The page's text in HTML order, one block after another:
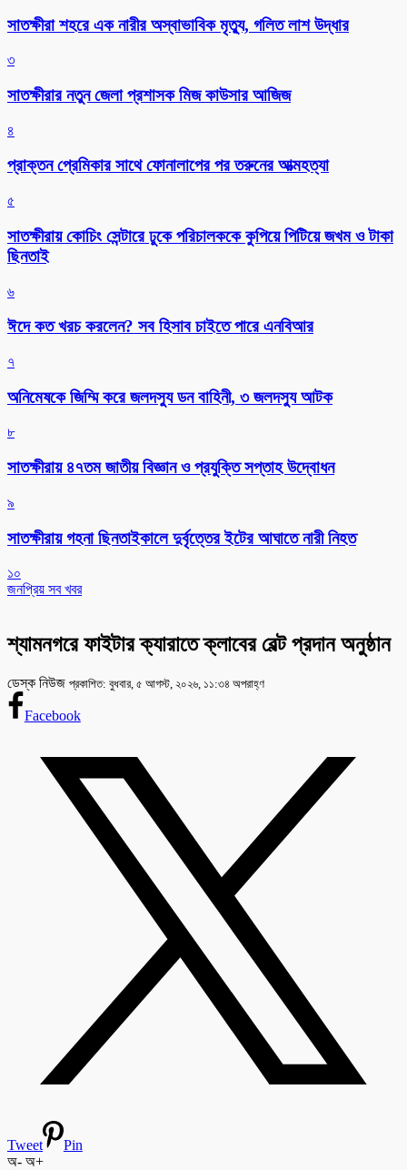
সাতক্ষীরা শহরে এক নারীর অস্বাভাবিক মৃত্যু, গলিত লাশ উদ্ধার
৩
সাতক্ষীরার নতুন জেলা প্রশাসক মিজ কাউসার আজিজ
৪
প্রাক্তন প্রেমিকার সাথে ফোনালাপের পর তরুনের আত্মহত্যা
৫
সাতক্ষীরায় কোচিং সেন্টারে ঢুকে পরিচালককে কুপিয়ে পিটিয়ে জখম ও টাকা
ছিনতাই
৬
ঈদে কত খরচ করলেন? সব হিসাব চাইতে পারে এনবিআর
৭
অনিমেষকে জিম্মি করে জলদস্যু ডন বাহিনী, ৩ জলদস্যু আটক
৮
সাতক্ষীরায় ৪৭তম জাতীয় বিজ্ঞান ও প্রযুক্তি সপ্তাহ উদ্বোধন
৯
সাতক্ষীরায় গহনা ছিনতাইকালে দুর্বৃত্তের ইটের আঘাতে নারী নিহত
১০
জনপ্রিয় সব খবর
শ্যামনগরে ফাইটার ক্যারাতে ক্লাবের বেল্ট প্রদান অনুষ্ঠান
ডেস্ক নিউজ প্রকাশিত: বুধবার, ৫ আগস্ট, ২০২৬, ১১:৩৪ অপরাহ্ণ
Facebook
Tweet
Pin
অ- অ+